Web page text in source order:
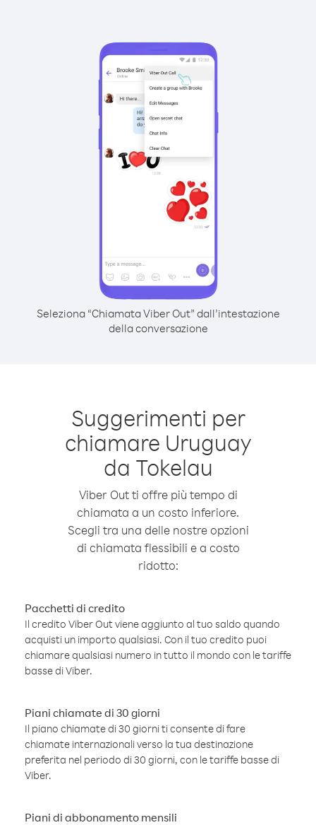
Seleziona “Chiamata Viber Out” dall’intestazione
della conversazione
Suggerimenti per
chiamare Uruguay
da Tokelau
Viber Out ti offre più tempo di
chiamata a un costo inferiore.
Scegli tra una delle nostre opzioni
di chiamata flessibili e a costo
ridotto:
Pacchetti di credito
Il credito Viber Out viene aggiunto al tuo saldo quando
acquisti un importo qualsiasi. Con il tuo credito puoi
chiamare qualsiasi numero in tutto il mondo con le tariffe
basse di Viber.
Piani chiamate di 30 giorni
Il piano chiamate di 30 giorni ti consente di fare
chiamate internazionali verso la tua destinazione
preferita nel periodo di 30 giorni, con le tariffe basse di
Viber.
Piani di abbonamento mensili